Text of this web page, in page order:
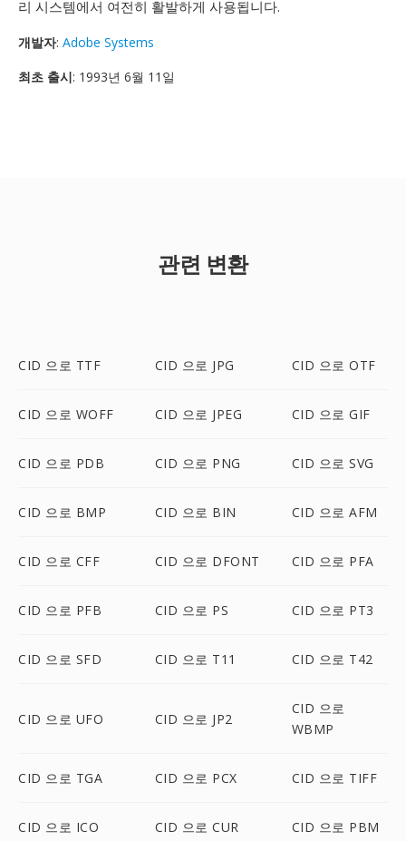
리 시스템에서 여전히 활발하게 사용됩니다.
개발자: Adobe Systems
최초 출시: 1993년 6월 11일
관련 변환
CID 으로 TTF CID 으로 JPG CID 으로 OTF
CID 으로 WOFF CID 으로 JPEG CID 으로 GIF
CID 으로 PDB CID 으로 PNG CID 으로 SVG
CID 으로 BMP CID 으로 BIN CID 으로 AFM
CID 으로 CFF CID 으로 DFONT CID 으로 PFA
CID 으로 PFB CID 으로 PS CID 으로 PT3
CID 으로 SFD CID 으로 T11 CID 으로 T42
CID 으로 UFO CID 으로 JP2
CID 으로
WBMP
CID 으로 TGA CID 으로 PCX CID 으로 TIFF
CID 으로 ICO CID 으로 CUR CID 으로 PBM